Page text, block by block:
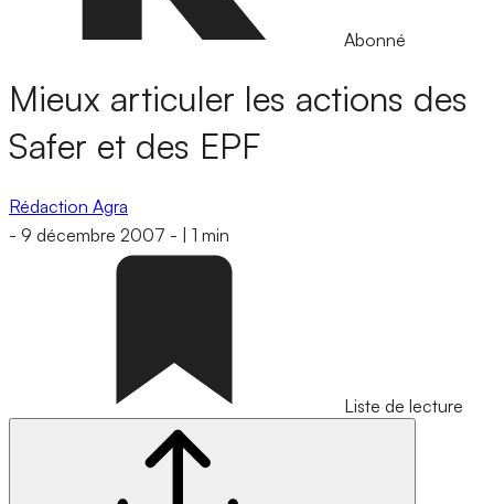
Abonné
Mieux articuler les actions des
Safer et des EPF
Rédaction Agra
- 9 décembre 2007 - 1 min
Liste de lecture